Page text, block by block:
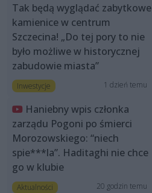
Tak będą wyglądać zabytkowe
kamienice w centrum
Szczecina! „Do tej pory to nie
było możliwe w historycznej
zabudowie miasta”
Inwestycje 1 dzień temu
Haniebny wpis członka
zarządu Pogoni po śmierci
Morozowskiego: “niech
spie***la”. Haditaghi nie chce
go w klubie
Aktualności 20 godzin temu